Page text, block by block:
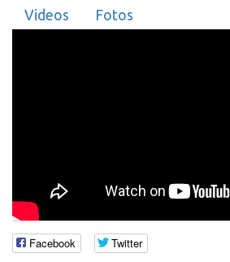
Videos Fotos
Facebook Twitter